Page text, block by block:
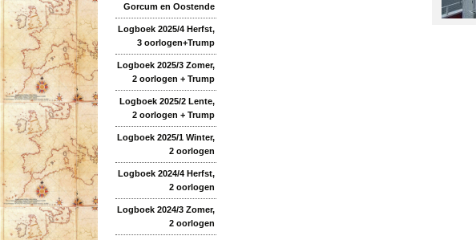
Gorcum en Oostende
Logboek 2025/4 Herfst,
3 oorlogen+Trump
Logboek 2025/3 Zomer,
2 oorlogen + Trump
Logboek 2025/2 Lente,
2 oorlogen + Trump
Logboek 2025/1 Winter,
2 oorlogen
Logboek 2024/4 Herfst,
2 oorlogen
Logboek 2024/3 Zomer,
2 oorlogen